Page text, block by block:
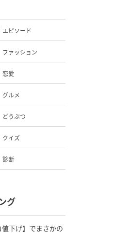
エピソード
ファッション
恋愛
グルメ
どうぶつ
クイズ
診断
グ
値下げ】でまさかの